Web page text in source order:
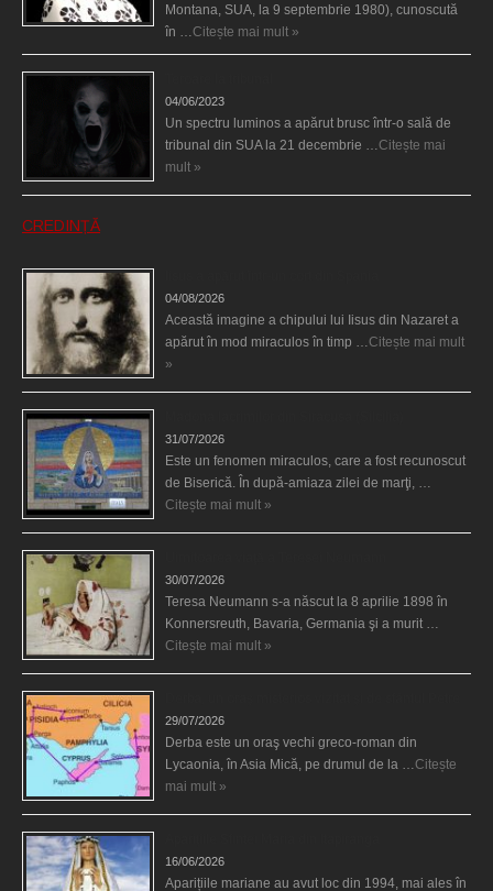
Montana, SUA, la 9 septembrie 1980), cunoscută
în … Citește mai mult »
04/06/2023
Un spectru luminos a apărut brusc într-o sală de
tribunal din SUA la 21 decembrie … Citește mai
mult »
CREDINȚĂ
04/08/2026
Această imagine a chipului lui Iisus din Nazaret a
apărut în mod miraculos în timp … Citește mai mult
»
31/07/2026
Este un fenomen miraculos, care a fost recunoscut
de Biserică. În după-amiaza zilei de marţi, …
Citește mai mult »
30/07/2026
Teresa Neumann s-a născut la 8 aprilie 1898 în
Konnersreuth, Bavaria, Germania şi a murit …
Citește mai mult »
29/07/2026
Derba este un oraş vechi greco-roman din
Lycaonia, în Asia Mică, pe drumul de la … Citește
mai mult »
16/06/2026
Aparițiile mariane au avut loc din 1994, mai ales în